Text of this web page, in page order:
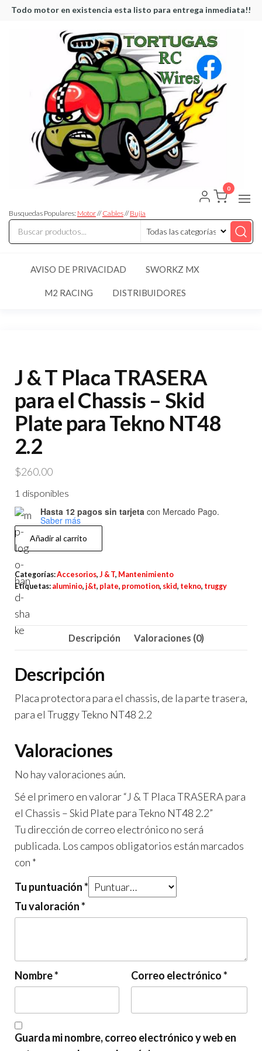
SaltarTodo motor en existencia esta listo para entrega inmediata!!
RC
articulos
de RC
Busquedas Populares: Motor//Cables//Bujia
0
AVISO DE PRIVACIDAD SWORKZ MX
M2 RACING DISTRIBUIDORES
J & T Placa TRASERA
para el Chassis – Skid
Plate para Tekno NT48
2.2
$260.00
1 disponibles
Hasta 12 pagos sin tarjeta con Mercado Pago.
Saber más
J
&
T
Placa
TRASERA
para
el
Skid
Plate
para
NT48
cantidad
Añadir al carrito
Categorías:Accesorios, J & T, Mantenimiento
Etiquetas: aluminio, j&t, plate, promotion, skid, tekno, truggy
Descripción Valoraciones (0)
Descripción
Placa protectora para el chassis, de la parte trasera,
para el Truggy Tekno NT48 2.2
Valoraciones
No hay valoraciones aún.
Sé el primero en valorar “J & T Placa TRASERA para
el Chassis – Skid Plate para Tekno NT48 2.2”
Tu dirección de correo electrónico no será
publicada. Los campos obligatorios están marcados
con *
Tu puntuación*
Tu valoración*
Nombre* Correo electrónico*
Guarda mi nombre, correo electrónico y web en